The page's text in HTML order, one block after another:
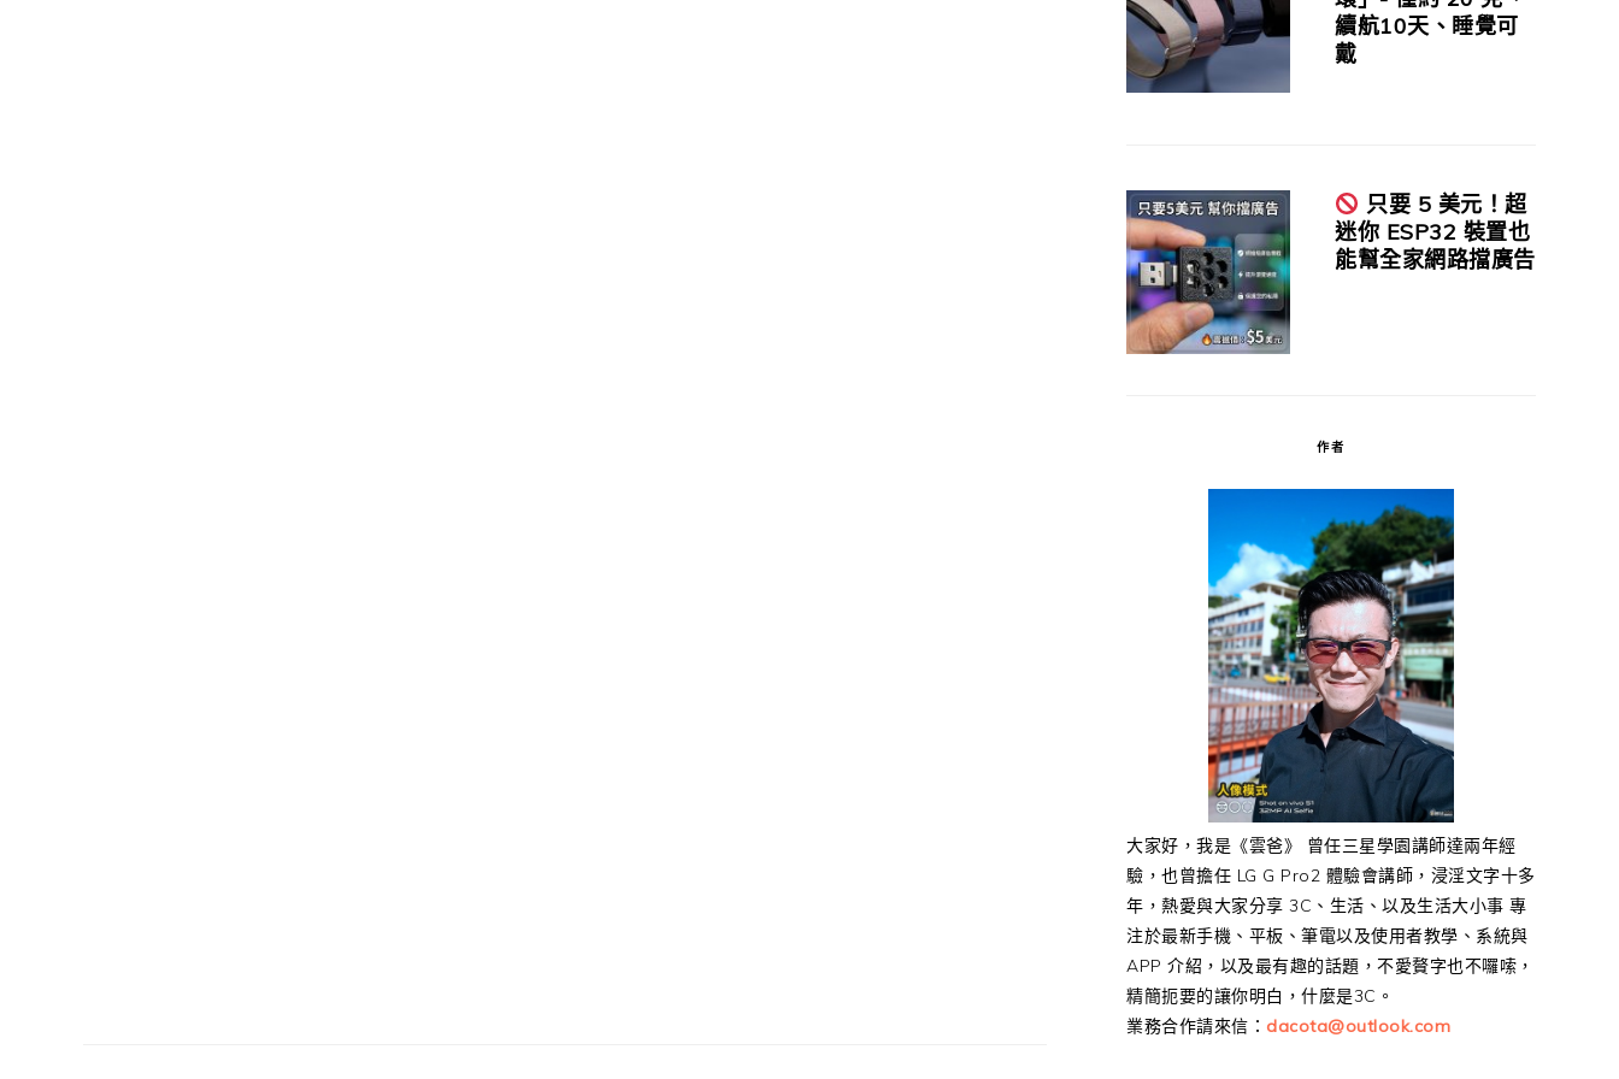
續航10天、睡覺可
戴
只要 5 美元！超
迷你 ESP32 裝置也
能幫全家網路擋廣告
作者
大家好，我是《雲爸》 曾任三星學園講師達兩年經
驗，也曾擔任 LG G Pro2 體驗會講師，浸淫文字十多
年，熱愛與大家分享 3C、生活、以及生活大小事 專
注於最新手機、平板、筆電以及使用者教學、系統與
APP 介紹，以及最有趣的話題，不愛贅字也不囉嗦，
精簡扼要的讓你明白，什麼是3C。
業務合作請來信： dacota@outlook.com